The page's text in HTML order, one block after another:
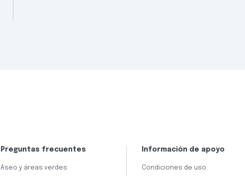
Preguntas frecuentes
Aseo y áreas verdes
Información de apoyo
Condiciones de uso